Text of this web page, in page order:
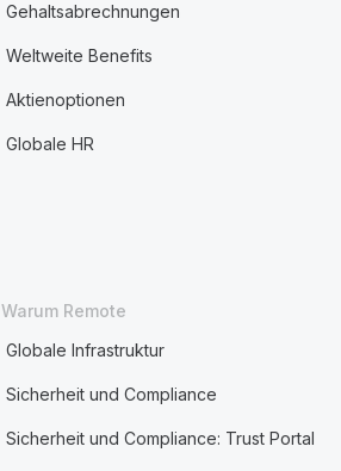
Gehaltsabrechnungen
Weltweite Benefits
Aktienoptionen
Globale HR
Warum Remote
Globale Infrastruktur
Sicherheit und Compliance
Sicherheit und Compliance: Trust Portal